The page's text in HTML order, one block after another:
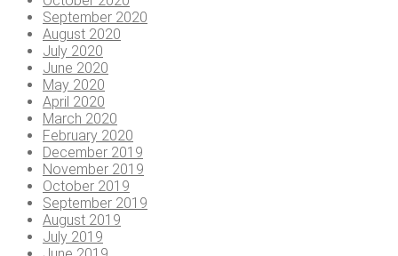
September 2020
August 2020
July 2020
June 2020
May 2020
April 2020
March 2020
February 2020
December 2019
November 2019
October 2019
September 2019
August 2019
July 2019